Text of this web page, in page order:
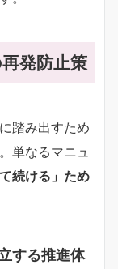
発防止策
踏み出すため
単なるマニュ
続ける」ため
する推進体